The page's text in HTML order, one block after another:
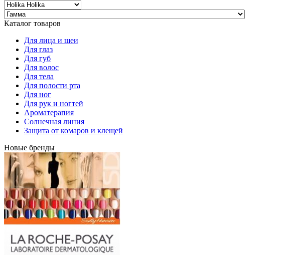
Каталог товаров
Для лица и шеи
Для глаз
Для губ
Для волос
Для тела
Для полости рта
Для ног
Для рук и ногтей
Ароматерапия
Солнечная линия
Защита от комаров и клещей
Новые бренды